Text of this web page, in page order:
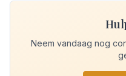
Neem vandaag nog